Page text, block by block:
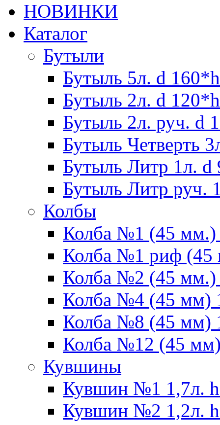
НОВИНКИ
Каталог
Бутыли
Бутыль 5л. d
Бутыль 2л. d
Бутыль 2л. руч. d
Бутыль Четверть
Бутыль Литр 1л.
Бутыль Литр руч.
Колбы
Колба №1 (45 мм.)
Колба №1 риф (45
Колба №2 (45 мм.)
Колба №4 (45 мм)
Колба №8 (45 мм)
Колба №12 (45
Кувшины
Кувшин №1 1,7л.
Кувшин №2 1,2л.